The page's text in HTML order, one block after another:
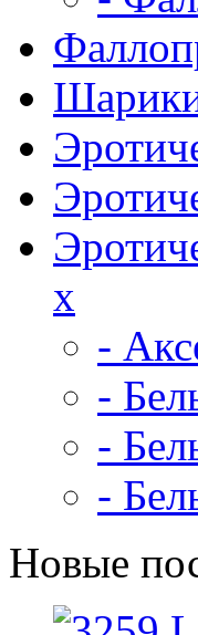
x
-
-
-
-
Новые